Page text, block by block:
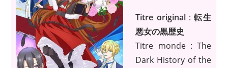
Titre original:転生
悪女の黒歴史
Titre monde : The
Dark History of the